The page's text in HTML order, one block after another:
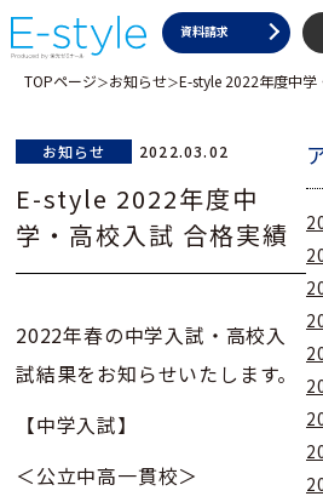
資料請求
TOPページ＞お知らせ＞E-style 2022年度中学
お知らせ 2022.03.02
E-style 2022年度中
学・高校入試 合格実績
2022年春の中学入試・高校入
試結果をお知らせいたします。
【中学入試】
＜公立中高一貫校＞